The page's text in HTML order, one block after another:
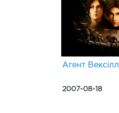
Агент Вексілл
2007-08-18